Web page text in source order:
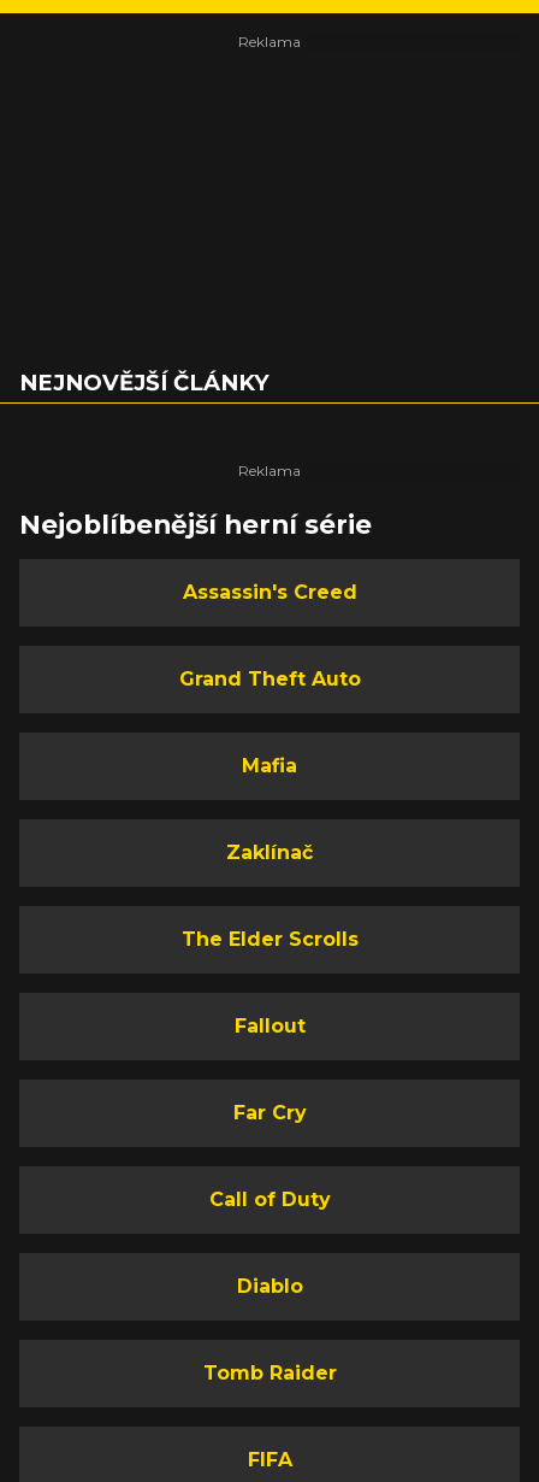
NEJNOVĚJŠÍ ČLÁNKY
Nejoblíbenější herní série
Assassin's Creed
Grand Theft Auto
Mafia
Zaklínač
The Elder Scrolls
Fallout
Far Cry
Call of Duty
Diablo
Tomb Raider
FIFA